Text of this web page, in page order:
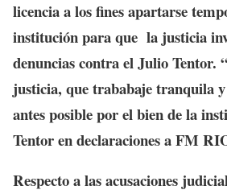
licencia a los fines apartarse
institución para que la justicia
denuncias contra el Julio Tentor.
justicia, que trababaje tranquila
antes posible por el bien de la
Tentor en declaraciones a FM
Respecto a las acusaciones